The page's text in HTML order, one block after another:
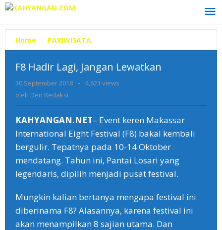
Lewati
konten
Home
PARIWISATA
Hadir
Jangan
Lewatkan
F8 Hadir Lagi, Jangan Lewatkan
30 September 2018
oleh
-
4,621 views
oleh Den Redaksi
KAHYANGAN.NET– Event keren Makassar
International Eight Festival (F8) bakal kembali
bergulir. Tepatnya pada 10-14 Oktober
mendatang. Tahun ini, Pantai Losari yang
legendaris, dipilih menjadi pusat festival.
Mungkin kalian bertanya mengapa festival ini
diberinama F8? Alasannya, karena festival ini
akan menampilkan 8 sajian utama. Dan